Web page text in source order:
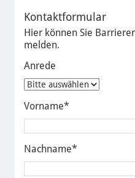
Kontaktformular
Hier können Sie
melden.
Anrede
Vorname*
Nachname*